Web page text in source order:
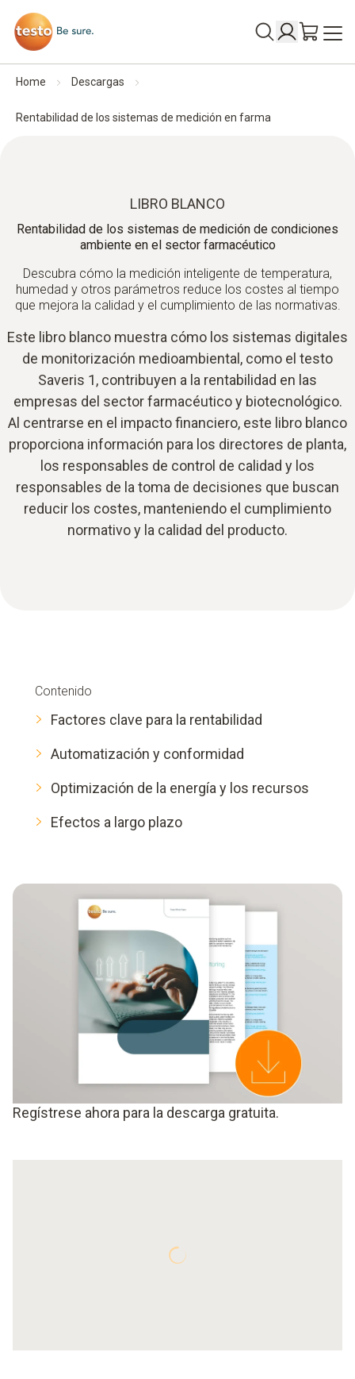
Home Descargas
Rentabilidad de los sistemas de medición en farma
LIBRO BLANCO
Rentabilidad de los sistemas de medición de condiciones
ambiente en el sector farmacéutico
Descubra cómo la medición inteligente de temperatura,
humedad y otros parámetros reduce los costes al tiempo
que mejora la calidad y el cumplimiento de las normativas.
Este libro blanco muestra cómo los sistemas digitales
de monitorización medioambiental, como el testo
Saveris 1, contribuyen a la rentabilidad en las
empresas del sector farmacéutico y biotecnológico.
Al centrarse en el impacto financiero, este libro blanco
proporciona información para los directores de planta,
los responsables de control de calidad y los
responsables de la toma de decisiones que buscan
reducir los costes, manteniendo el cumplimiento
normativo y la calidad del producto.
Contenido
Factores clave para la rentabilidad
Automatización y conformidad
Optimización de la energía y los recursos
Efectos a largo plazo
Regístrese ahora para la descarga gratuita.